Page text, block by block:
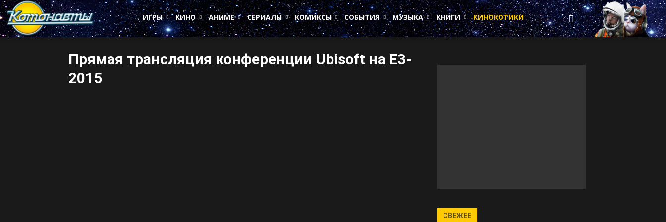
Котонавты
ИГРЫ
КИНО АНИМЕ СЕРИАЛЫ КОМИКСЫ СОБЫТИЯ МУЗЫКА КНИГИ КИНОКОТИКИ
Прямая трансляция конференции Ubisoft на E3-
2015
СВЕЖЕЕ